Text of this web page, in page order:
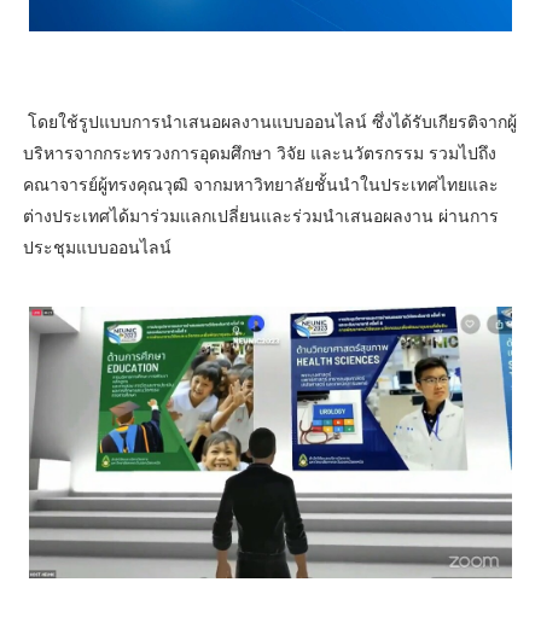
โดยใช้รูปแบบการนำเสนอผลงานแบบออนไลน์ ซึ่งได้รับเกียรติจากผู้
บริหารจากกระทรวงการอุดมศึกษา วิจัย และนวัตรกรรม รวมไปถึง
คณาจารย์ผู้ทรงคุณวุฒิ จากมหาวิทยาลัยชั้นนำในประเทศไทยและ
ต่างประเทศได้มาร่วมแลกเปลี่ยนและร่วมนำเสนอผลงาน ผ่านการ
ประชุมแบบออนไลน์